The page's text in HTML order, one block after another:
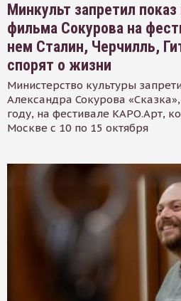
Минкульт запретил
фильма Сокурова на
нем Сталин, Черчилль,
спорят о жизни
Министерство культуры
Александра Сокурова
году, на фестивале КАРО.Арт,
Москве с 10 по 15 октября